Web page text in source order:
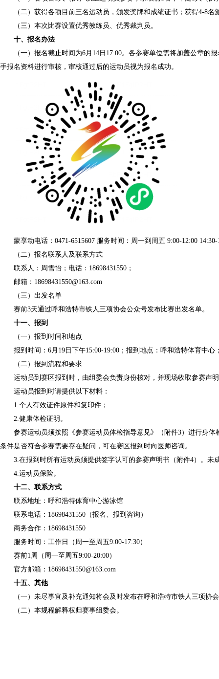
（二）获得各项目前三名运动员，颁发奖牌和成绩证书；获得4-8名
（三）本次比赛设置优秀教练员、优秀裁判员。
十、报名办法
（一）报名截止时间为6月14日17:00。各参赛单位需将加盖公章
手报名资料进行审核，审核通过后的运动员视为报名成功。
蒙享动电话：0471-6515607 服务时间：周一到周五 9:00-12:00
（二）报名联系人及联系方式
联系人：周雪怡；电话：18698431550；
邮箱：18698431550@163.com
（三）出发名单
赛前3天通过呼和浩特市铁人三项协会公众号发布比赛出发名单。
十一、报到
（一）报到时间和地点
报到时间：6月19日下午15:00-19:00；报到地点：呼和浩特体育中
（二）报到流程和要求
运动员到赛区报到时，由组委会负责身份核对，并现场收取参赛声
运动员报到时请提供以下材料：
1.个人有效证件原件和复印件；
2.健康体检证明。
参赛运动员须按照《参赛运动员体检指导意见》（附件3）进行身
条件是否符合参赛需要存在疑问，可在赛区报到时向医师咨询。
3.在报到时所有运动员须提供签字认可的参赛声明书（附件4）。
4.运动员保险。
十二、联系方式
联系地址：呼和浩特体育中心游泳馆
联系电话：18698431550（报名、报到咨询）
商务合作：18698431550
服务时间：工作日（周一至周五9:00-17:30）
赛前1周（周一至周五9:00-20:00）
官方邮箱：18698431550@163.com
十五、其他
（一）未尽事宜及补充通知将会及时发布在呼和浩特市铁人三项协
（二）本规程解释权归赛事组委会。